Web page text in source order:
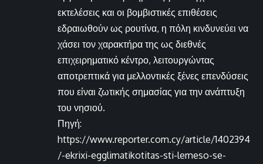
εκτελέσεις και οι βομβιστικές επιθέσεις
εδραιωθούν ως ρουτίνα, η πόλη κινδυνεύει να
χάσει τον χαρακτήρα της ως διεθνές
επιχειρηματικό κέντρο, λειτουργώντας
αποτρεπτικά για μελλοντικές ξένες επενδύσεις
που είναι ζωτικής σημασίας για την ανάπτυξη
του νησιού.
Πηγή:
https://www.reporter.com.cy/article/1402394
/-ekrixi-egglimatikotitas-sti-lemeso-se-